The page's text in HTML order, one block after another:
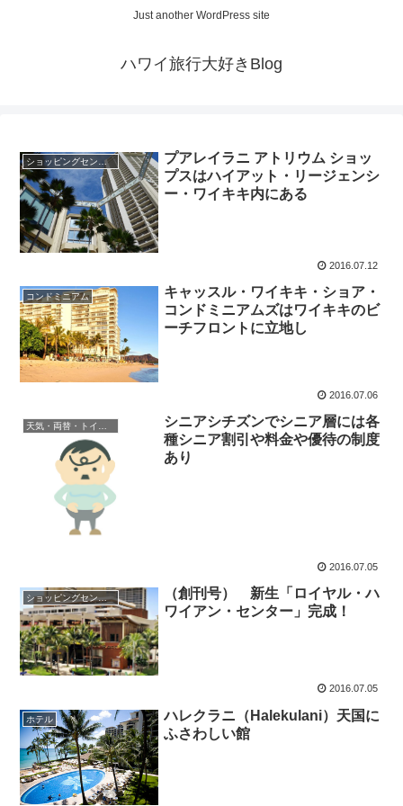
Just another WordPress site
ハワイ旅行大好きBlog
ショッピングセンター・アウトレット・デパート・スーパー・大型店
プアレイラニ アトリウム ショッ
プスはハイアット・リージェンシ
ー・ワイキキ内にある
2016.07.12
コンドミニアム
キャッスル・ワイキキ・ショア・
コンドミニアムズはワイキキのビ
ーチフロントに立地し
2016.07.06
シニアシチズンでシニア層には各
種シニア割引や料金や優待の制度
あり
2016.07.05
ショッピングセンター・アウトレット・デパート・スーパー・大型店
（創刊号） 新生「ロイヤル・ハ
ワイアン・センター」完成！
2016.07.05
ホテル
ハレクラニ（Halekulani）天国に
ふさわしい館